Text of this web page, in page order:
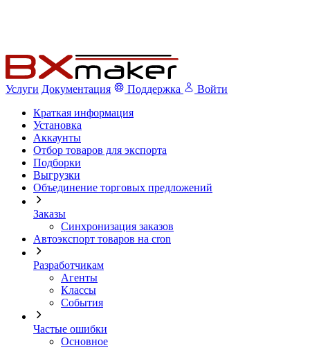
Услуги Документация Поддержка
Войти
Краткая информация
Установка
Аккаунты
Отбор товаров для экспорта
Подборки
Выгрузки
Объединение торговых предложений
Заказы
Синхронизация заказов
Автоэкспорт товаров на cron
Разработчикам
Агенты
Классы
События
Частые ошибки
Основное